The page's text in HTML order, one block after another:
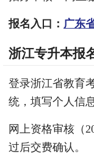
报名入口： 广东
浙江专升本报
登录浙江省教育
统，填写个人信
网上资格审核（
过后交费确认。